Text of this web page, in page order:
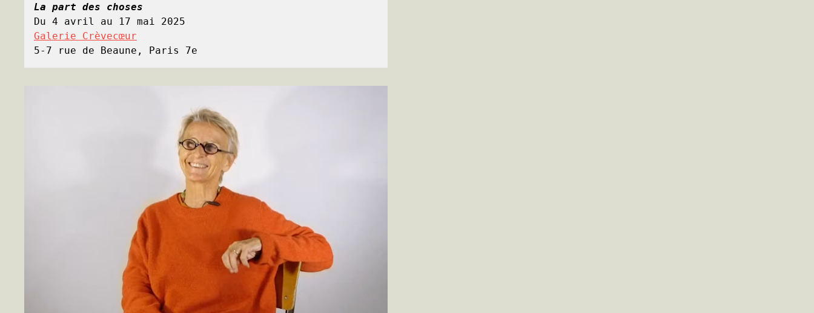
La part des choses
Du 4 avril au 17 mai 2025
Galerie Crèvecœur
5-7 rue de Beaune, Paris 7e